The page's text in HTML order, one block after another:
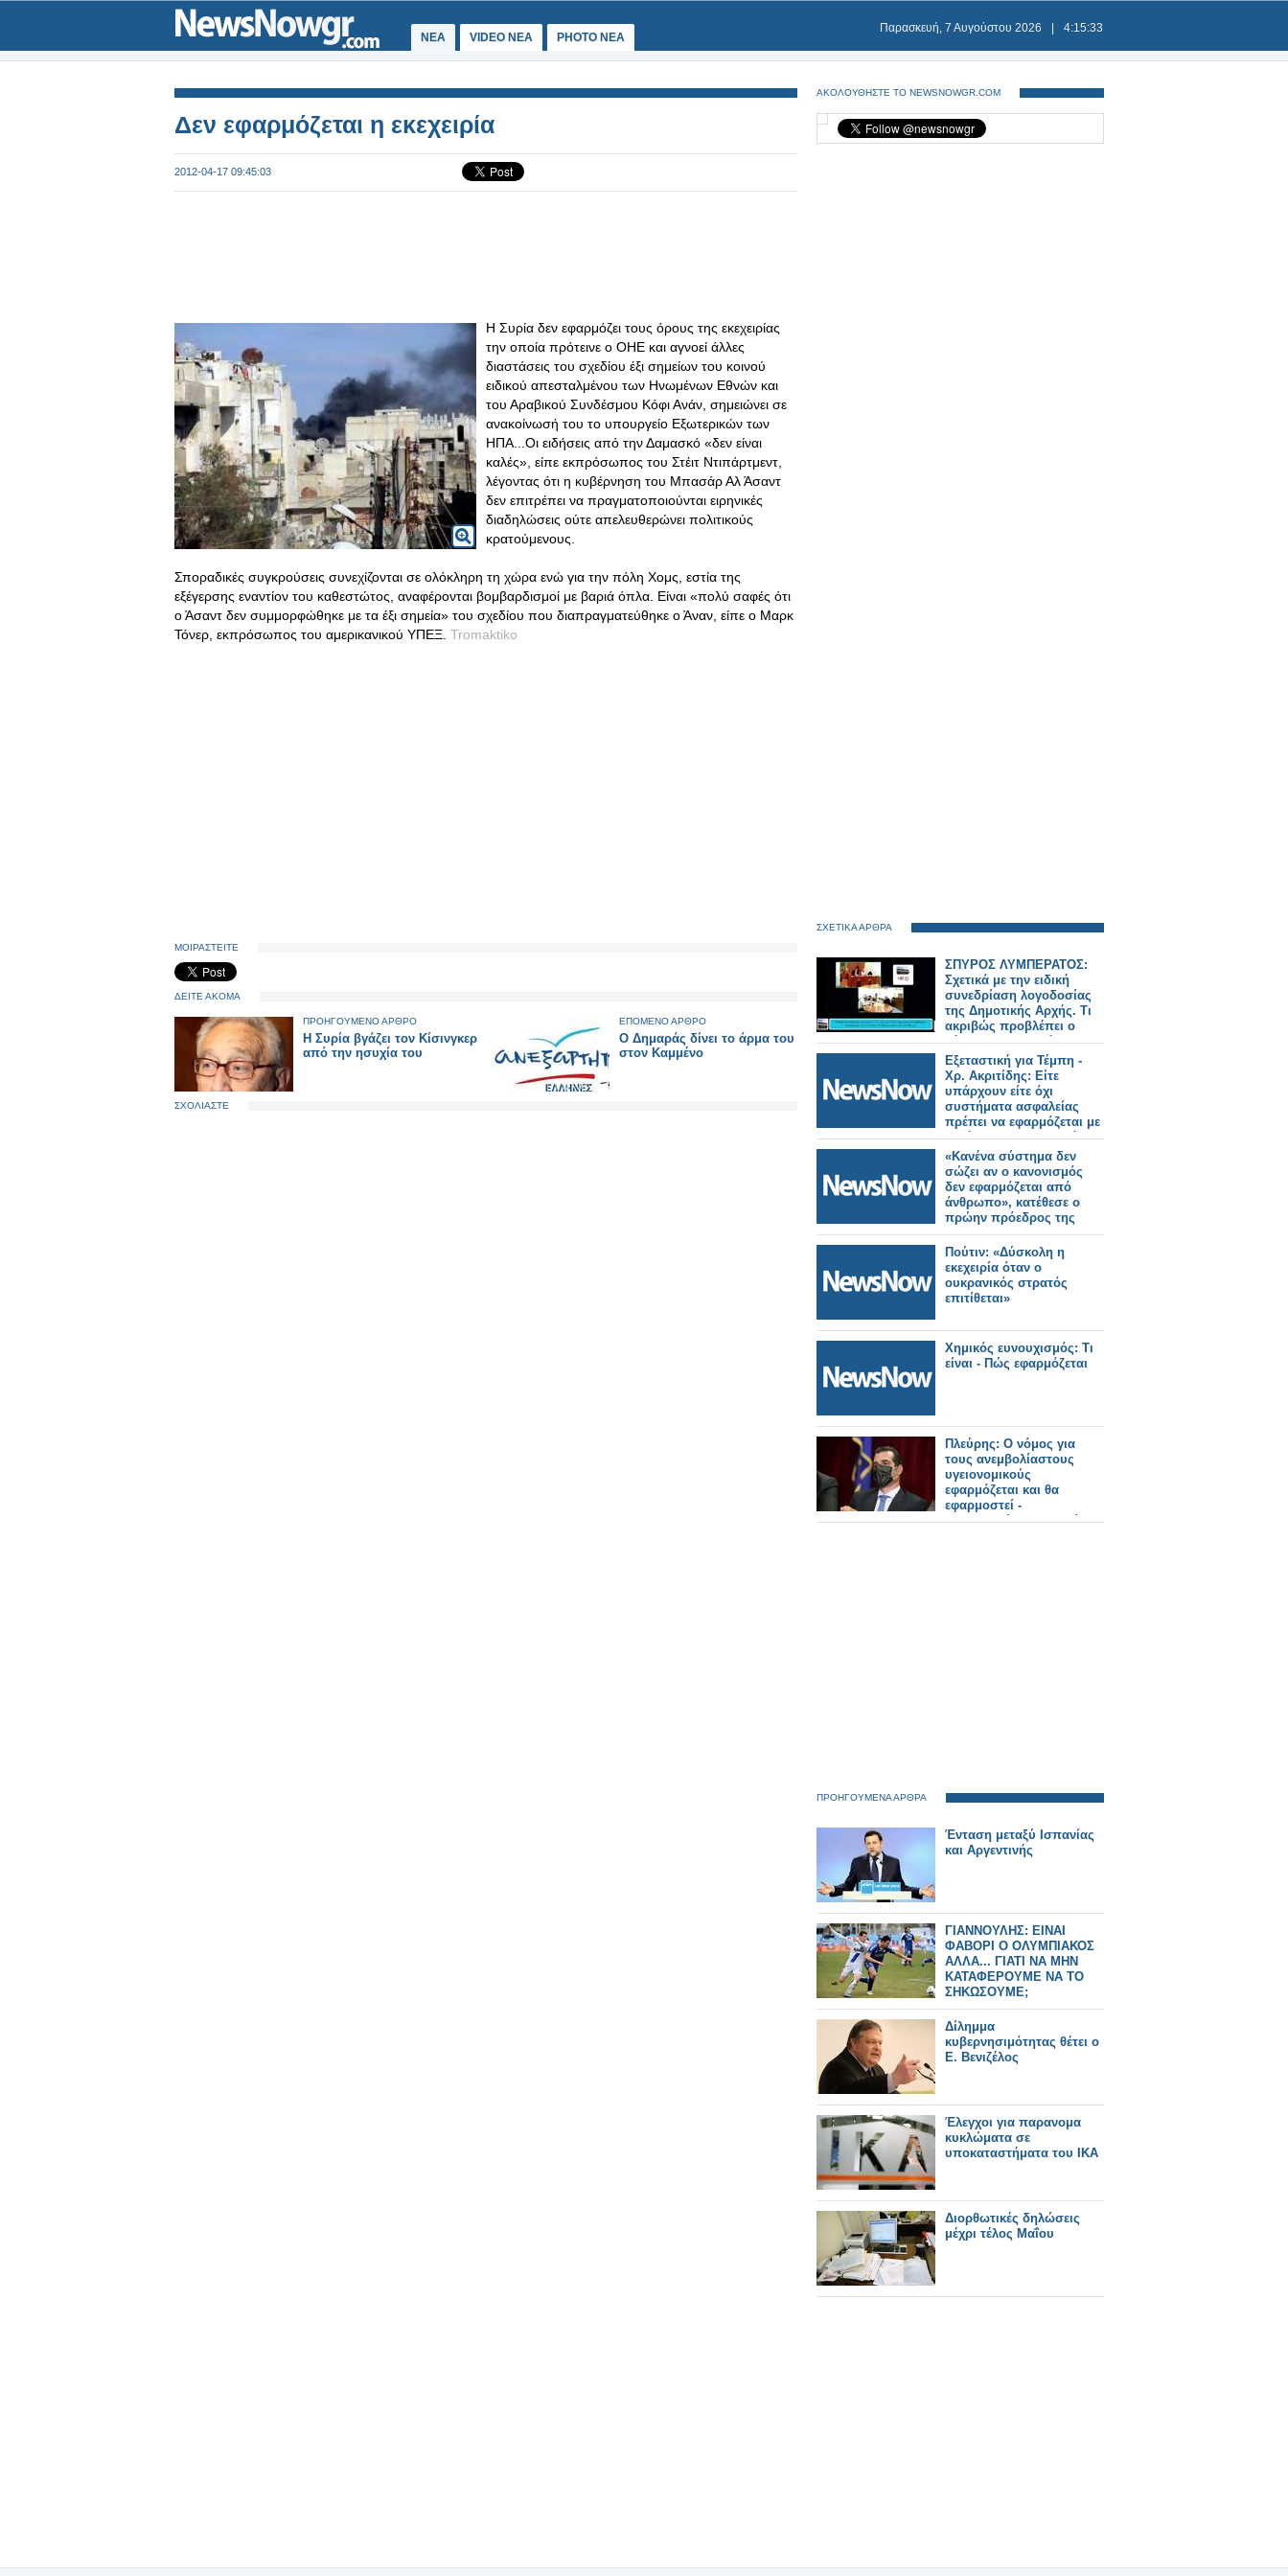
ΝΕΑ VIDEO NEA PHOTO NEA
Παρασκευή, 7 Αυγούστου 2026 4:15:34
Δεν εφαρμόζεται η εκεχειρία
2012-04-17 09:45:03
Η Συρία δεν εφαρμόζει τους όρους της εκεχειρίας
την οποία πρότεινε ο ΟΗΕ και αγνοεί άλλες
διαστάσεις του σχεδίου έξι σημείων του κοινού
ειδικού απεσταλμένου των Ηνωμένων Εθνών και
του Αραβικού Συνδέσμου Κόφι Ανάν, σημειώνει σε
ανακοίνωσή του το υπουργείο Εξωτερικών των
ΗΠΑ...Οι ειδήσεις από την Δαμασκό «δεν είναι
καλές», είπε εκπρόσωπος του Στέιτ Ντιπάρτμεντ,
λέγοντας ότι η κυβέρνηση του Μπασάρ Αλ Άσαντ
δεν επιτρέπει να πραγματοποιούνται ειρηνικές
διαδηλώσεις ούτε απελευθερώνει πολιτικούς
κρατούμενους.
Σποραδικές συγκρούσεις συνεχίζονται σε ολόκληρη τη χώρα ενώ για την πόλη Χομς, εστία της
εξέγερσης εναντίον του καθεστώτος, αναφέρονται βομβαρδισμοί με βαριά όπλα. Είναι «πολύ σαφές ότι
ο Άσαντ δεν συμμορφώθηκε με τα έξι σημεία» του σχεδίου που διαπραγματεύθηκε ο Άναν, είπε ο Μαρκ
Τόνερ, εκπρόσωπος του αμερικανικού ΥΠΕΞ. Tromaktiko
ΜΟΙΡΑΣΤΕΙΤΕ
ΔΕΙΤΕ ΑΚΟΜΑ
ΠΡΟΗΓΟΥΜΕΝΟ ΑΡΘΡΟ
Η Συρία βγάζει τον Κίσινγκερ
από την ησυχία του
ΕΠΟΜΕΝΟ ΑΡΘΡΟ
Ο Δημαράς δίνει το άρμα του
στον Καμμένο
ΣΧΟΛΙΑΣΤΕ
ΑΚΟΛΟΥΘΗΣΤΕ ΤΟ NEWSNOWGR.COM
ΣΧΕΤΙΚΑ ΑΡΘΡΑ
ΣΠΥΡΟΣ ΛΥΜΠΕΡΑΤΟΣ:
Σχετικά με την ειδική
συνεδρίαση λογοδοσίας
της Δημοτικής Αρχής. Τι
ακριβώς προβλέπει ο
νόμος και αν αυτός ο
νόμος εφαρμόζεται στο
Δημοτικό μας Συμβούλιο
Εξεταστική για Τέμπη -
Χρ. Ακριτίδης: Είτε
υπάρχουν είτε όχι
συστήματα ασφαλείας
πρέπει να εφαρμόζεται με
ευλάβεια ο Κανονισμός
Κίνησης
«Κανένα σύστημα δεν
σώζει αν ο κανονισμός
δεν εφαρμόζεται από
άνθρωπο», κατέθεσε ο
πρώην πρόεδρος της
ΤΡΑΙΝΟΣΕ
Πούτιν: «Δύσκολη η
εκεχειρία όταν ο
ουκρανικός στρατός
επιτίθεται»
Χημικός ευνουχισμός: Τι
είναι - Πώς εφαρμόζεται
Πλεύρης: Ο νόμος για
τους ανεμβολίαστους
υγειονομικούς
εφαρμόζεται και θα
εφαρμοστεί -
Προαναγγέλλει απεργία η
ΠΡΟΗΓΟΥΜΕΝΑ ΑΡΘΡΑ
Ένταση μεταξύ Ισπανίας
και Αργεντινής
ΓΙΑΝΝΟΥΛΗΣ: ΕΙΝΑΙ
ΦΑΒΟΡΙ Ο ΟΛΥΜΠΙΑΚΟΣ
ΑΛΛΑ... ΓΙΑΤΙ ΝΑ ΜΗΝ
ΚΑΤΑΦΕΡΟΥΜΕ ΝΑ ΤΟ
ΣΗΚΩΣΟΥΜΕ;
Δίλημμα
κυβερνησιμότητας θέτει ο
Ε. Βενιζέλος
Έλεγχοι για παρανομα
κυκλώματα σε
υποκαταστήματα του ΙΚΑ
Διορθωτικές δηλώσεις
μέχρι τέλος Μαΐου